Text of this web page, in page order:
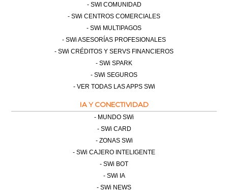
SWI COMUNIDAD
SWi CENTROS COMERCIALES
SWi MULTIPAGOS
SWi ASESORÍAS PROFESIONALES
SWi CRÉDITOS Y SERVS FINANCIEROS
SWi SPARK
SWi SEGUROS
VER TODAS LAS APPS SWi
IA Y CONECTIVIDAD
MUNDO SWi
SWi CARD
ZONAS SWi
SWi CAJERO INTELIGENTE
SWi BOT
SWi IA
SWi NEWS